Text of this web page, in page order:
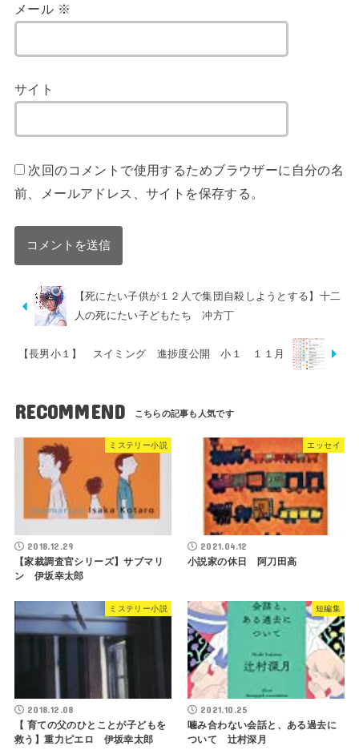
メール ※
サイト
次回のコメントで使用するためブラウザーに自分の名
前、メールアドレス、サイトを保存する。
【死にたい子供が１２人で集団自殺しようとする】十二
人の死にたい子どもたち 冲方丁
【長男小１】 スイミング 進捗度公開 小１ １１月
RECOMMEND
ミステリー小説
2018.12.29
【家裁調査官シリーズ】サブマリ
ン 伊坂幸太郎
エッセイ
2021.04.12
小説家の休日 阿刀田高
ミステリー小説
2018.12.08
【 育ての父のひとことが子どもを
救う】重力ピエロ 伊坂幸太郎
短編集
2021.10.25
噛み合わない会話と、ある過去に
ついて 辻村深月